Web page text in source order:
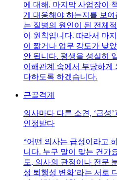
에 대해, 마지막 사업장이
게 대응해야 하는지를 보
는 질병의 원인이 된 전체
이 원칙입니다. 따라서 마
이 짧거나 업무 강도가 낮
안 됩니다. 평생을 성실히
이해관계 속에서 부당하게
다하도록 하겠습니다.
근골격계
의사마다 다른 소견, ‘급성
인정받다
“어떤 의사는 급성이라고
니다. 누구 말이 맞는 건가
도, 의사의 관점이나 전문
성 퇴행성 변화’라는 서로